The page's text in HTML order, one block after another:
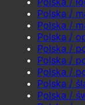
Polska /
Polska /
Polska /
Polska /
Polska /
Polska /
Polska /
Polska /